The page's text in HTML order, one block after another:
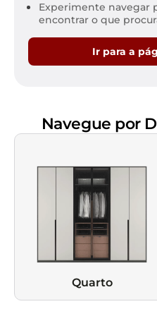
Experimente navegar
encontrar o que
Ir para a
Navegue por
Quarto